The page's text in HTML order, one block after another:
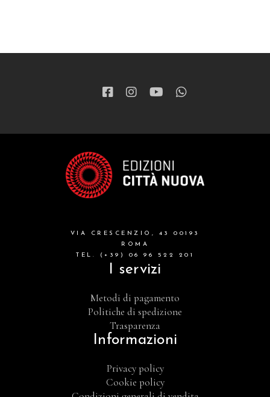
VIA CRESCENZIO, 43 00193
ROMA
TEL. (+39) 06 96 522 201
I servizi
Metodi di pagamento
Politiche di spedizione
Trasparenza
Informazioni
Privacy policy
Cookie policy